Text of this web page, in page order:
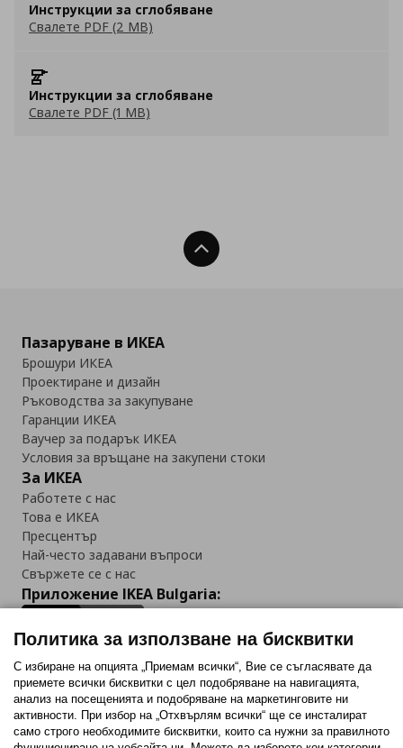
Инструкции за сглобяване
Свалете PDF (2 MB)
Инструкции за сглобяване
Свалете PDF (1 MB)
Нагоре
Пазаруване в ИКЕА
Брошури ИКЕА
Проектиране и дизайн
Ръководства за закупуване
Гаранции ИКЕА
Ваучер за подарък ИКЕА
Условия за връщане на закупени стоки
За ИКЕА
Работете с нас
Това е ИКЕА
Пресцентър
Най-често задавани въпроси
Свържете се с нас
Приложение IKEA Bulgaria:
Последвайте ни:
FacebookTwitterYoutubePinterestInstagram
Политика за използване на бисквитки
С избиране на опцията „Приемам всички“, Вие се съгласявате да
приемете всички бисквитки с цел подобряване на навигацията,
анализ на посещенията и подобряване на маркетинговите ни
активности. При избор на „Отхвърлям всички“ ще се инсталират
само строго необходимитe бисквитки, които са нужни за правилното